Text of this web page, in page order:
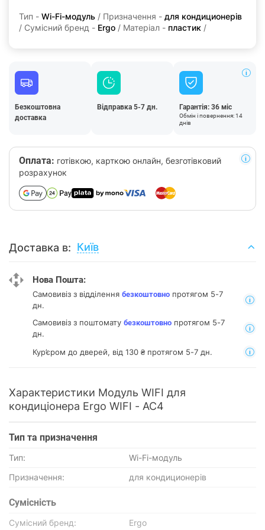
Тип - Wi-Fi-модуль / Призначення - для кондиционерів
/ Сумісний бренд - Ergo / Матеріал - пластик /
Безкоштовна
доставка
Відправка 5-7 дн. Гарантія: 36 міс
Обмін і повернення: 14
днів
Оплата: готівкою, карткою онлайн, безготівковий
розрахунок
Доставка в: Київ
Нова Пошта:
Самовивіз з відділення безкоштовно протягом 5-7
дн.
Самовивіз з поштомату безкоштовно протягом 5-7
дн.
Кур’єром до дверей, від 130 ₴ протягом 5-7 дн.
Характеристики Модуль WIFI для
кондиціонера Ergo WIFI - AC4
Тип та призначення
Тип:
Wi-Fi-модуль
Призначення:
для кондиционерів
Сумісність
Сумісний бренд: Ergo